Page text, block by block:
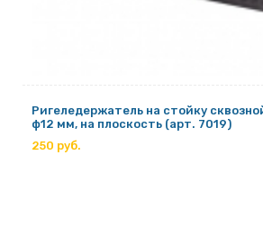
Ригеледержатель на стойку
ф12 мм, на плоскость (арт. 7019)
250 руб.